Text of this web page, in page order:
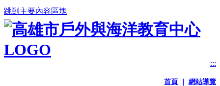
跳到主要內容區塊
:::
首頁 網站導覽